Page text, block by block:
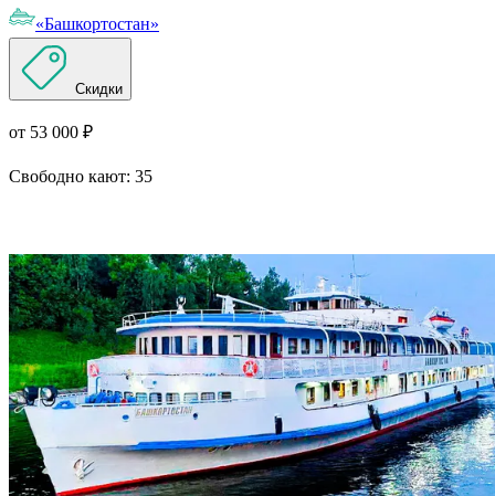
«Башкортостан»
Скидки
от 53 000 ₽
Свободно кают: 35